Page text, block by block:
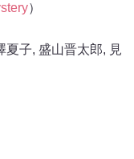
）
夏子, 盛山晋太郎, 見